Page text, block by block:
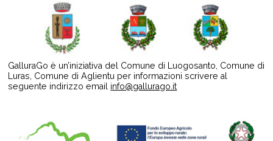
GalluraGo è un’iniziativa del Comune di Luogosanto, Comune di
Luras, Comune di Aglientu per informazioni scrivere al
seguente indirizzo email info@gallurago.it